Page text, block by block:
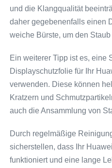
und die Klangqualität
daher gegebenenfalls einen
weiche Bürste, um den
Ein weiterer Tipp ist es, eine
Displayschutzfolie für Ihr
verwenden. Diese können
Kratzern und
auch die Ansammlung von
Durch regelmäßige
sicherstellen, dass Ihr
funktioniert und eine lange